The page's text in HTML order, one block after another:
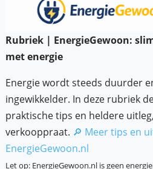
Rubriek | EnergieGewoon:
met energie
Energie wordt steeds duurder
ingewikkelder. In deze rubriek
praktische tips en heldere
verkooppraat. 🔎 Meer tips en
EnergieGewoon.nl
Let op: EnergieGewoon.nl is geen